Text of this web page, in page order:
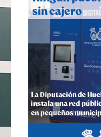
CUARTA
COLOMBINAS
hace 6 días·